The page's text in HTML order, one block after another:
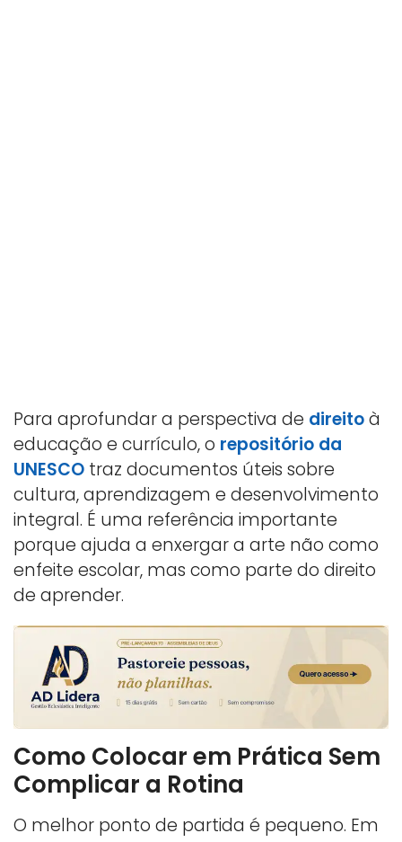
Para aprofundar a perspectiva de direitoà
educação e currículo, o repositório da
UNESCO traz documentos úteis sobre
cultura, aprendizagem e desenvolvimento
integral. É uma referência importante
porque ajuda a enxergar a arte não como
enfeite escolar, mas como parte do direito
de aprender.
Como Colocar em Prática Sem
Complicar a Rotina
O melhor ponto de partida é pequeno. Em